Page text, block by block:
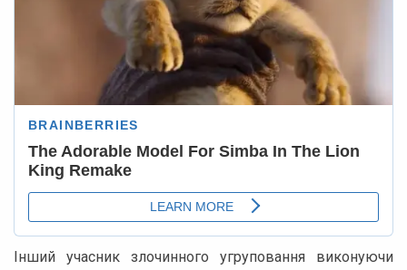
Інший учасник злочинного угруповання виконуючи